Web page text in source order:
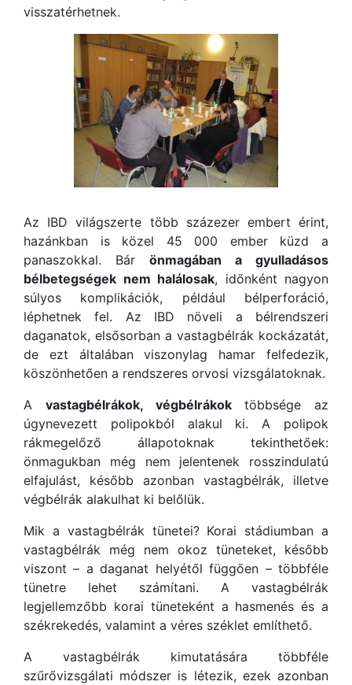
visszatérhetnek.
Az IBD világszerte több százezer embert érint,
hazánkban is közel 45 000 ember küzd a
panaszokkal. Bár önmagában a gyulladásos
bélbetegségek nem halálosak, időnként nagyon
súlyos komplikációk, például bélperforáció,
léphetnek fel. Az IBD növeli a bélrendszeri
daganatok, elsősorban a vastagbélrák kockázatát,
de ezt általában viszonylag hamar felfedezik,
köszönhetően a rendszeres orvosi vizsgálatoknak.
A vastagbélrákok, végbélrákoktöbbsége az
úgynevezett polipokból alakul ki. A polipok
rákmegelőző állapotoknak tekinthetőek:
önmagukban még nem jelentenek rosszindulatú
elfajulást, később azonban vastagbélrák, illetve
végbélrák alakulhat ki belőlük.
Mik a vastagbélrák tünetei? Korai stádiumban a
vastagbélrák még nem okoz tüneteket, később
viszont – a daganat helyétől függően – többféle
tünetre lehet számítani. A vastagbélrák
legjellemzőbb korai tüneteként a hasmenés és a
székrekedés, valamint a véres széklet említhető.
A vastagbélrák kimutatására többféle
szűrővizsgálati módszer is létezik, ezek azonban